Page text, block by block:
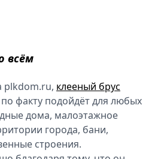
всём
plkdom.ru, клееный брус
факту подойдёт для любых
дома, малоэтажное
города, бани,
строения.